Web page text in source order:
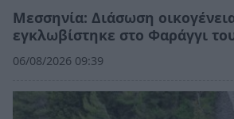
Μεσσηνία: Διάσωση
εγκλωβίστηκε στο Φαράγγι
06/08/2026 09:39